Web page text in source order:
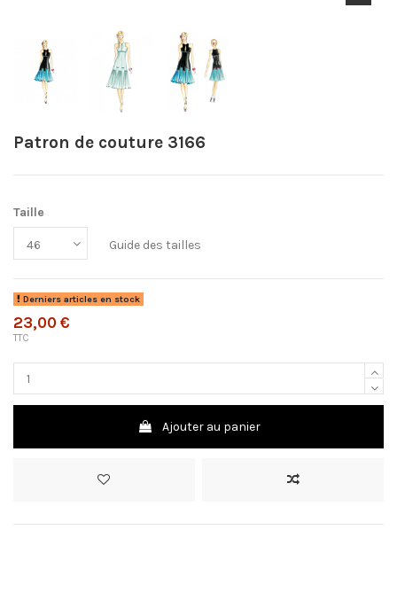
Patron de couture 3166
Taille
Guide des tailles
Derniers articles en stock
23,00 €
TTC
Ajouter au panier